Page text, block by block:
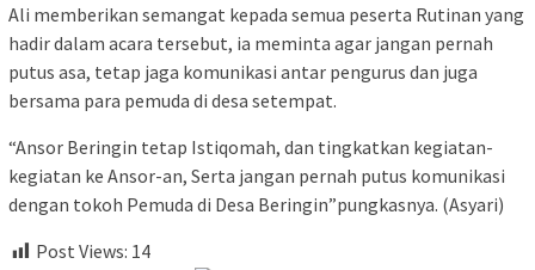
Ali memberikan semangat kepada semua peserta Rutinan yang
hadir dalam acara tersebut, ia meminta agar jangan pernah
putus asa, tetap jaga komunikasi antar pengurus dan juga
bersama para pemuda di desa setempat.
“Ansor Beringin tetap Istiqomah, dan tingkatkan kegiatan-
kegiatan ke Ansor-an, Serta jangan pernah putus komunikasi
dengan tokoh Pemuda di Desa Beringin”pungkasnya. (Asyari)
Post Views: 14